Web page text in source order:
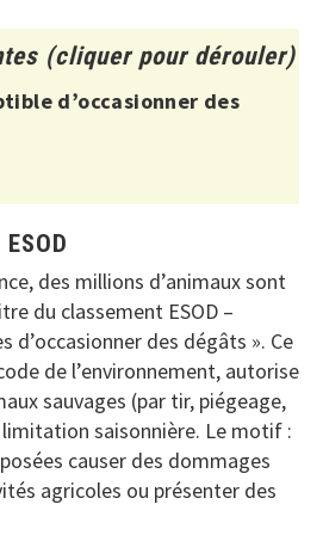
(cliquer pour dérouler)
d’occasionner des
des millions d’animaux sont
du classement ESOD –
d’occasionner des dégâts ». Ce
de l’environnement, autorise
sauvages (par tir, piégeage,
saisonnière. Le motif :
causer des dommages
agricoles ou présenter des